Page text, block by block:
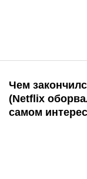
Чем
(Netflix
самом